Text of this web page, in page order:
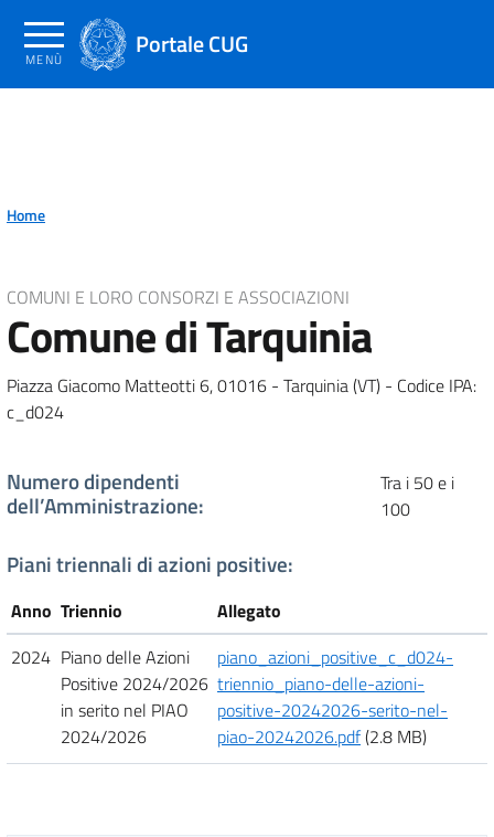
contenuto
principale
Portale CUG
MENÙ
Home
COMUNI E LORO CONSORZI E ASSOCIAZIONI
Comune di Tarquinia
Piazza Giacomo Matteotti 6, 01016 - Tarquinia (VT) - Codice IPA:
c_d024
Numero dipendenti
dell’Amministrazione:
Tra i 50 e i
100
Piani triennali di azioni positive:
Anno Triennio
Allegato
2024 Piano delle Azioni
Positive 2024/2026
in serito nel PIAO
2024/2026
piano_azioni_positive_c_d024-
triennio_piano-delle-azioni-
positive-20242026-serito-nel-
piao-20242026.pdf(2.8 MB)